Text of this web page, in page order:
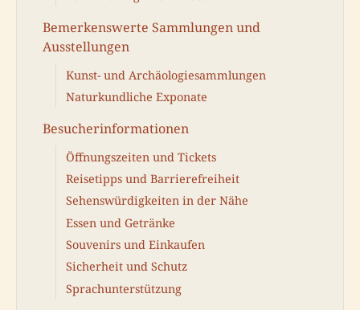
Bemerkenswerte Sammlungen und
Ausstellungen
Kunst- und Archäologiesammlungen
Naturkundliche Exponate
Besucherinformationen
Öffnungszeiten und Tickets
Reisetipps und Barrierefreiheit
Sehenswürdigkeiten in der Nähe
Essen und Getränke
Souvenirs und Einkaufen
Sicherheit und Schutz
Sprachunterstützung